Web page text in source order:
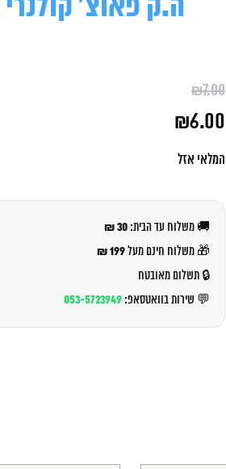
ה.ק פאוצ' קולנרי
₪7.00
המקורי
₪7.00.
₪6.00
הנוכחי
המלאי אזל
🚚 משלוח עד הבית: 30 ₪
🎁 משלוח חינם מעל199 ₪
🔒 תשלום מאובטח
💬 שירות בוואטסאפ: 053-5723949